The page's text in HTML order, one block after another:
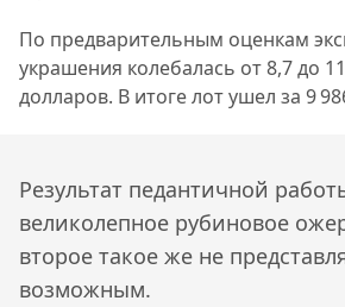
По предварительным оценкам
украшения колебалась от 8,7 до
долларов. В итоге лот ушел за 9
Результат педантичной
великолепное рубиновое
второе такое же не
возможным.